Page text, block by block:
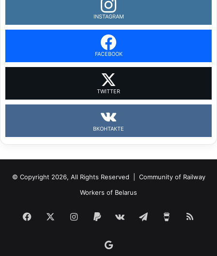
INSTAGRAM
FACEBOOK
TWITTER
ВКОНТАКТЕ
© Copyright 2026, All Rights Reserved | Community of Railway
Workers of Belarus
Facebook Instagram
Paypal vk.com Telegram
Google